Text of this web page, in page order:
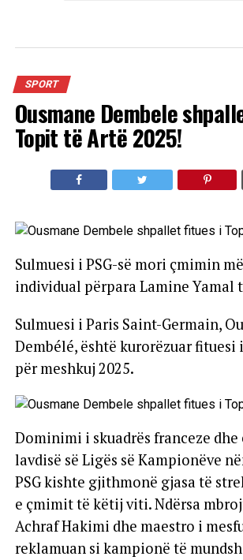
SPORT
Ousmane Dembele
Topit të Artë 2025!
Sulmuesi i PSG-së mori çmimin
individual përpara Lamine Yamal
Sulmuesi i Paris Saint-Germain,
Dembélé, është kurorëzuar
për meshkuj 2025.
Dominimi i skuadrës franceze
lavdisë së Ligës së Kampionëve
PSG kishte gjithmonë gjasa të
e çmimit të këtij viti. Ndërsa
Achraf Hakimi dhe maestro i
reklamuan si kampionë të